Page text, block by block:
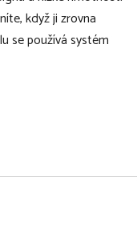
když ji zrovna
se používá systém
autosedačky
a skladování